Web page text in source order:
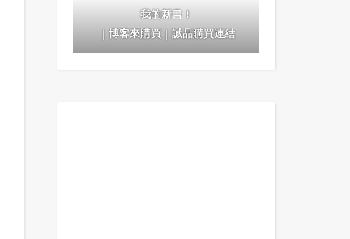
我的新書！
｜博客來購買｜誠品購買連結